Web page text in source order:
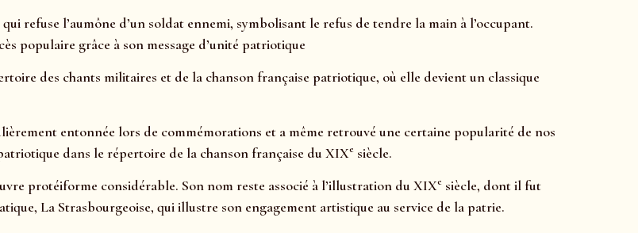
refuse l’aumône d’un soldat ennemi, symbolisant le refus de tendre la main à l’occupant.
populaire grâce à son message d’unité patriotique
des chants militaires et de la chanson française patriotique, où elle devient un classique
entonnée lors de commémorations et a même retrouvé une certaine popularité de nos
dans le répertoire de la chanson française du XIXe siècle.
protéiforme considérable. Son nom reste associé à l’illustration du XIXe siècle, dont il fut
La Strasbourgeoise, qui illustre son engagement artistique au service de la patrie.